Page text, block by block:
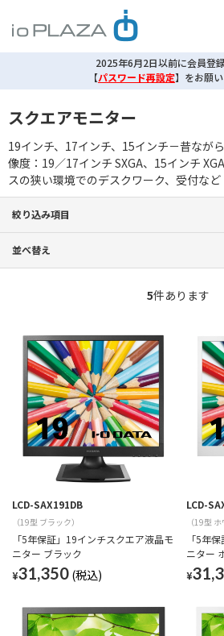
2025年6月2日以前に会員登
【パスワード再設定】 をお願
スクエアモニター
19インチ、17インチ、15インチ－昔なが
像度：19／17インチ SXGA、15インチ
スの狭い環境でのデスクワーク、受付など
絞り込み項目
並べ替え
5件あります
LCD-SAX191DB
（19型 ブラック）
「5年保証」19インチスクエア液晶モ
ニター ブラック
¥31,350
LCD-
（19型 ホ
「5年
ニター
¥